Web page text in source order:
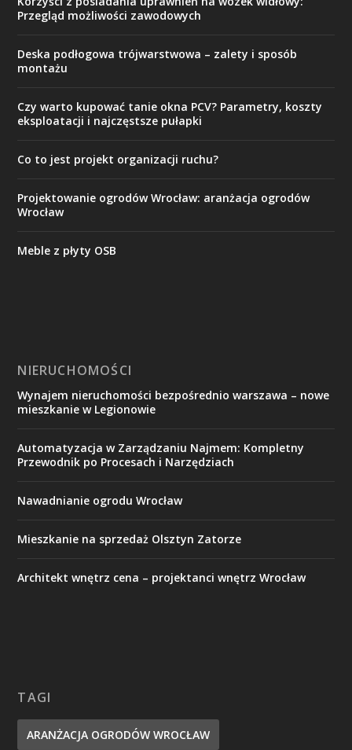
Przegląd możliwości zawodowych
Deska podłogowa trójwarstwowa – zalety i sposób
montażu
Czy warto kupować tanie okna PCV? Parametry, koszty
eksploatacji i najczęstsze pułapki
Co to jest projekt organizacji ruchu?
Projektowanie ogrodów Wrocław: aranżacja ogrodów
Wrocław
Meble z płyty OSB
NIERUCHOMOŚCI
Wynajem nieruchomości bezpośrednio warszawa – nowe
mieszkanie w Legionowie
Automatyzacja w Zarządzaniu Najmem: Kompletny
Przewodnik po Procesach i Narzędziach
Nawadnianie ogrodu Wrocław
Mieszkanie na sprzedaż Olsztyn Zatorze
Architekt wnętrz cena – projektanci wnętrz Wrocław
TAGI
ARANŻACJA OGRODÓW WROCŁAW